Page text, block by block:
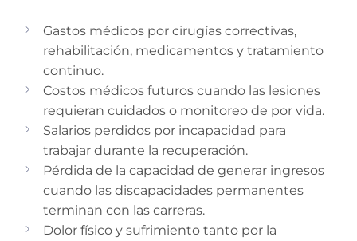
Gastos médicos por cirugías correctivas,
rehabilitación, medicamentos y tratamiento
continuo.
Costos médicos futuros cuando las lesiones
requieran cuidados o monitoreo de por vida.
Salarios perdidos por incapacidad para
trabajar durante la recuperación.
Pérdida de la capacidad de generar ingresos
cuando las discapacidades permanentes
terminan con las carreras.
Dolor físico y sufrimiento tanto por la